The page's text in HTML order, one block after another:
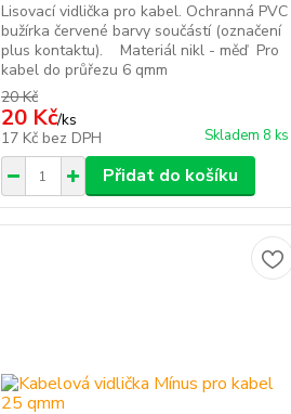
Lisovací vidlička pro kabel. Ochranná PVC
bužírka červené barvy součástí (označení
plus kontaktu). Materiál nikl - měď Pro
kabel do průřezu 6 qmm
20 Kč
20 Kč/ks
17 Kč bez DPH Skladem 8 ks
Přidat do košíku